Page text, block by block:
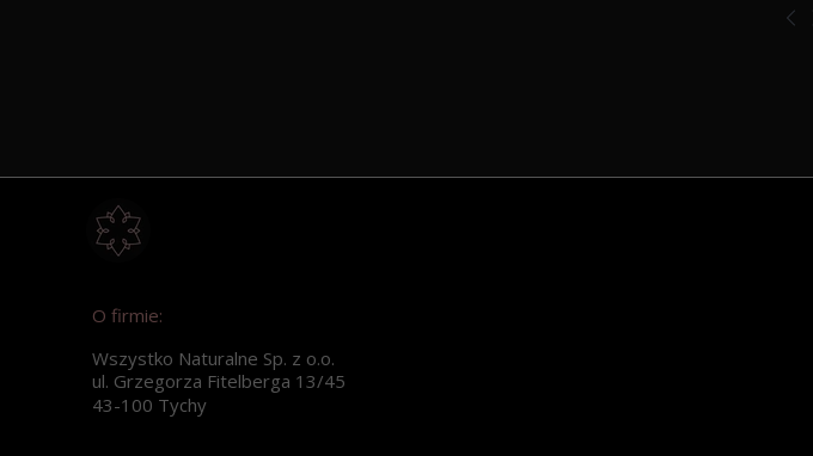
O firmie:
Wszystko Naturalne Sp. z o.o.
ul. Grzegorza Fitelberga 13/45
43-100 Tychy